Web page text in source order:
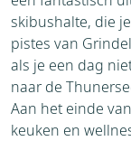
skibushalte, die
pistes van
als je een dag
naar de
Aan het einde
keuken en